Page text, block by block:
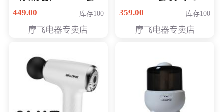
专享价366元
449.00 库存100
摩飞电器专卖店
168元
359.00 库存100
摩飞电器专卖店